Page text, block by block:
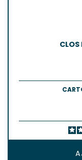
CLOS